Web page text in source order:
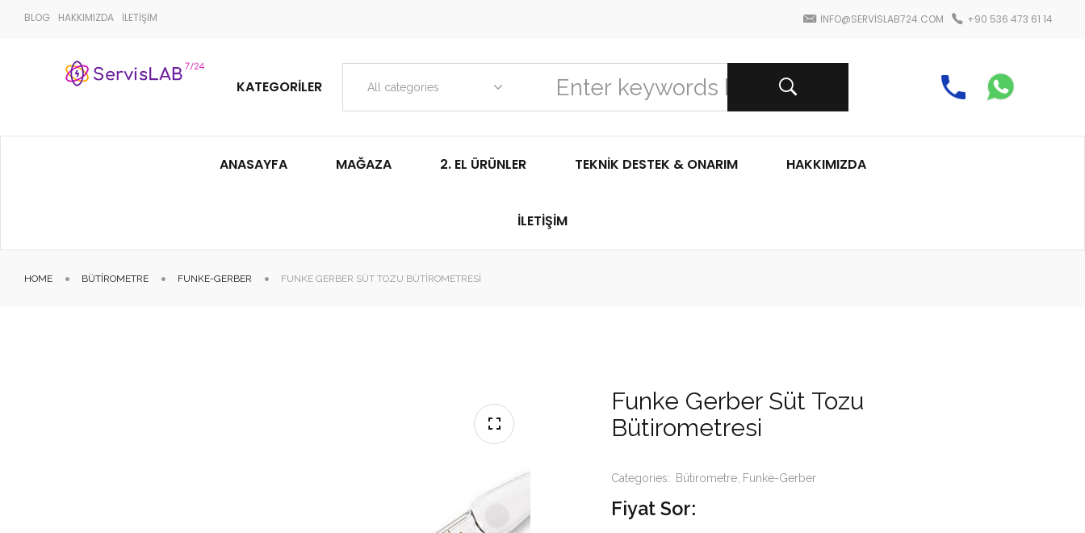
BLOG HAKKIMIZDA İLETİŞİM INFO@SERVISLAB724.COM +90 536 473 61 14
KATEGORILER All categories
ANASAYFA MAĞAZA 2. EL ÜRÜNLER TEKNIK DESTEK & ONARIM HAKKIMIZDA
İLETIŞIM
HOME BÜTIROMETRE FUNKE-GERBER FUNKE GERBER SÜT TOZU BÜTIROMETRESI
Funke Gerber Süt Tozu
Bütirometresi
Categories: Bütirometre Funke-Gerber
Fiyat Sor: